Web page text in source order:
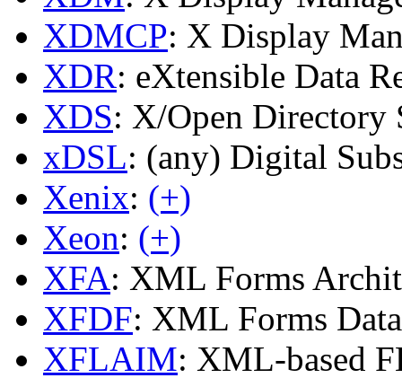
XDMCP: X Display
XDR: eXtensible Data
XDS: X/Open Directory
xDSL: (any) Digital
Xenix: (+)
Xeon: (+)
XFA: XML Forms
XFDF: XML Forms
XFLAIM: XML-based